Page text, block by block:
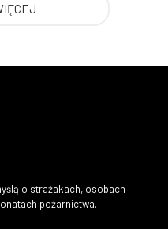
o strażakach, osobach
pożarnictwa.